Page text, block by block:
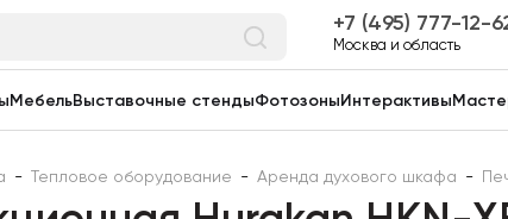
7 (495) 777-12-
Москва и область
МебельВыставочные стендыФотозоны Интерактивы
- Тепловое оборудование - Аренда духового шкафа -